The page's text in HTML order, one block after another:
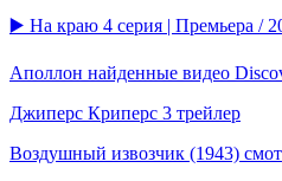
▶️ На краю 4 серия | Премьера /
Аполлон найденные видео
Джиперс Криперс 3 трейлер
Воздушный извозчик (1943)